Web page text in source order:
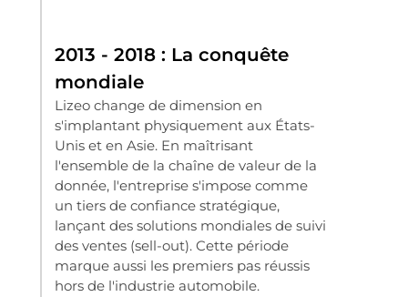
2013 - 2018 : La conquête
mondiale
Lizeo change de dimension en
s'implantant physiquement aux États-
Unis et en Asie. En maîtrisant
l'ensemble de la chaîne de valeur de la
donnée, l'entreprise s'impose comme
un tiers de confiance stratégique,
lançant des solutions mondiales de suivi
des ventes (sell-out). Cette période
marque aussi les premiers pas réussis
hors de l'industrie automobile.